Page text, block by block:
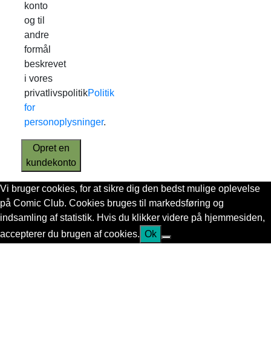
konto
og til
andre
formål
beskrevet
i vores
privatlivspolitikPolitik
for
personoplysninger.
Opret en
kundekonto
Vi bruger cookies, for at sikre dig den bedst mulige oplevelse
på Comic Club. Cookies bruges til markedsføring og
indsamling af statistik. Hvis du klikker videre på hjemmesiden,
accepterer du brugen af cookies. Ok